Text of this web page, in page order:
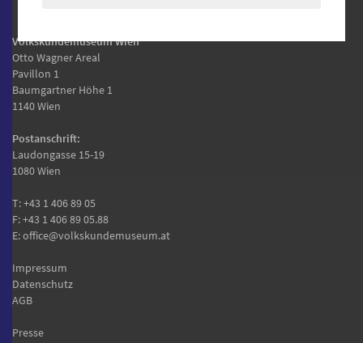
Volkskundemuseum Wien
Otto Wagner Areal
Pavillon 1
Baumgartner Höhe 1
1140 Wien
Postanschrift:
Laudongasse 15-19
1080 Wien
T:+43 1 406 89 05
F: +43 1 406 89 05.88
E:office@volkskundemuseum.at
Impressum
Datenschutz
AGB
Presse